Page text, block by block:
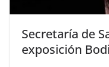
Secretaría de
exposición